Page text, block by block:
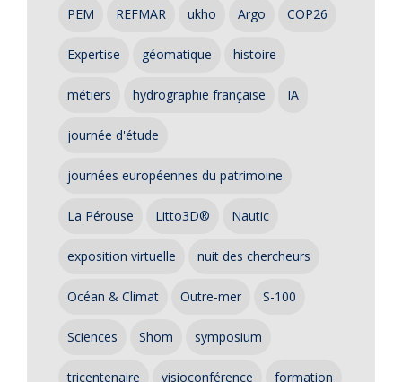
PEM REFMAR ukho Argo COP26
Expertise géomatique histoire
métiers hydrographie française IA
journée d'étude
journées européennes du patrimoine
La Pérouse Litto3D® Nautic
exposition virtuelle nuit des chercheurs
Océan & Climat Outre-mer S-100
Sciences Shom symposium
tricentenaire visioconférence formation